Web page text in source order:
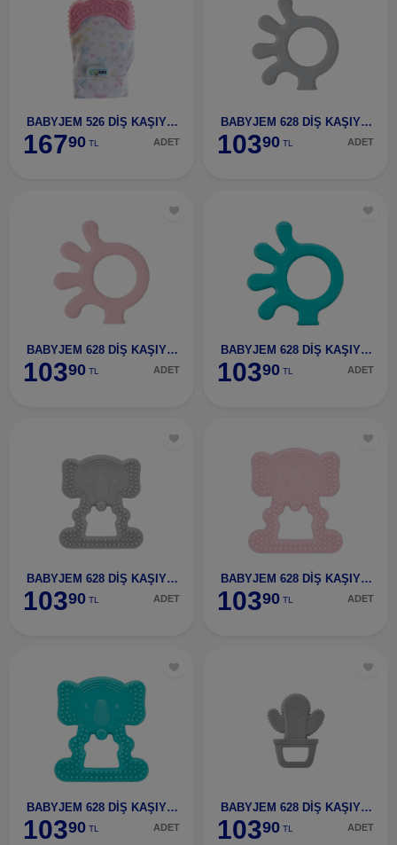
BABYJEM 526 DİŞ KAŞIYICI ELDİVEN PEMBE KELEBEK-52
16790 TL ADET
BABYJEM 628 DİŞ KAŞIYICI AHTAPOT GRİ-62802
10390 TL ADET
BABYJEM 628 DİŞ KAŞIYICI AHTAPOT PEMBE-62803
10390 TL ADET
BABYJEM 628 DİŞ KAŞIYICI AHTAPOT YEŞİL-62801
10390 TL ADET
BABYJEM 628 DİŞ KAŞIYICI FİL GRİ-62806
10390 TL ADET
BABYJEM 628 DİŞ KAŞIYICI FİL PEMBE-62807
10390 TL ADET
BABYJEM 628 DİŞ KAŞIYICI FİL YEŞİL-62805
10390 TL ADET
BABYJEM 628 DİŞ KAŞIYICI KAKTÜS GRİ-62810
10390 TL ADET